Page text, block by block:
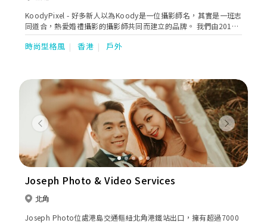
KoodyPixel - 好多新人以為Koody是一位攝影師名，其實是一班志
同道合，熱愛婚禮攝影的攝影師共同而建立的品牌。 我們由2017
年成立，至今拍攝過千場婚紗及婚禮，由建立開始一直都堅持:「時
刻保持歡樂，為新人記錄歡笑與淚水。」 我們更榮幸地連續五年獲
影初心，時刻歡樂，感染到各位新人投入享受，無論打風下雨，都
會為各位新人記錄婚禮中歡笑與淚水。
時尚型格風 香港 戶外
Previous Next
Joseph Photo & Video Services
北角
Joseph Photo位處港島交通樞紐北角港鐵站出口，擁有超過7000